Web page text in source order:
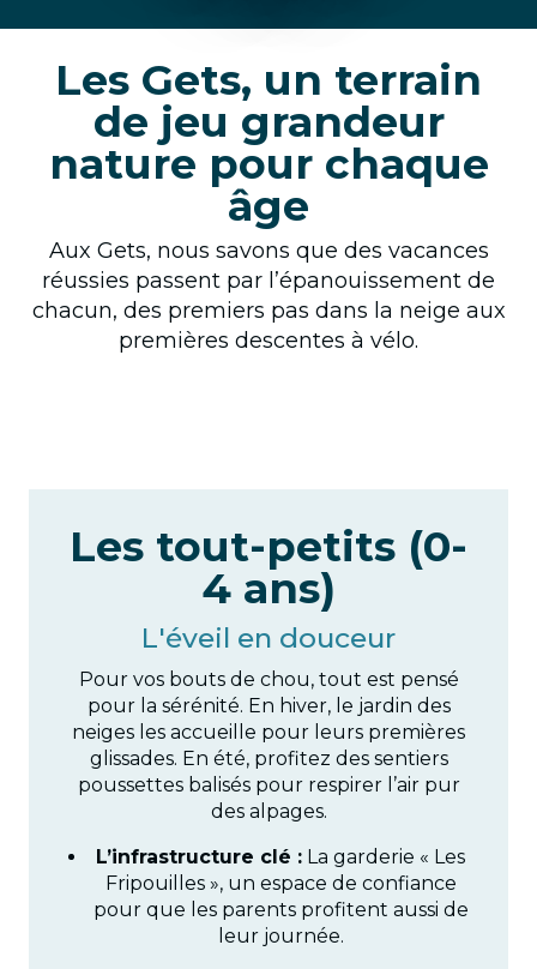
Les Gets, un terrain
de jeu grandeur
nature pour chaque
âge
Aux Gets, nous savons que des vacances
réussies passent par l’épanouissement de
chacun, des premiers pas dans la neige aux
premières descentes à vélo.
Les tout-petits (0-
4 ans)
L'éveil en douceur
Pour vos bouts de chou, tout est pensé
pour la sérénité. En hiver, le jardin des
neiges les accueille pour leurs premières
glissades. En été, profitez des sentiers
poussettes balisés pour respirer l’air pur
des alpages.
L’infrastructure clé : La garderie « Les
Fripouilles », un espace de confiance
pour que les parents profitent aussi de
leur journée.